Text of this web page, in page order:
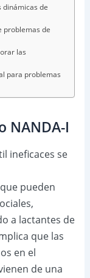
dinámicas de
problemas de
las
para problemas
NANDA-I
ineficaces se
pueden
a lactantes de
que las
en el
de una